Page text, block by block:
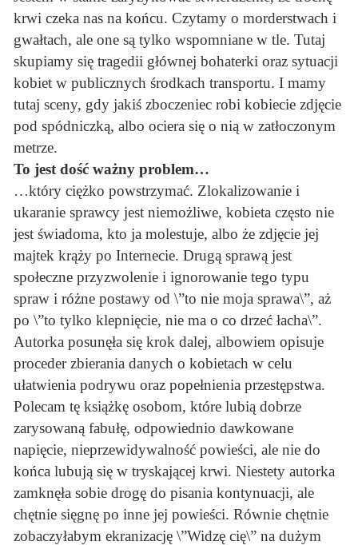
krwi czeka nas na końcu. Czytamy o morderstwach i
gwałtach, ale one są tylko wspomniane w tle. Tutaj
skupiamy się tragedii głównej bohaterki oraz sytuacji
kobiet w publicznych środkach transportu. I mamy
tutaj sceny, gdy jakiś zboczeniec robi kobiecie zdjęcie
pod spódniczką, albo ociera się o nią w zatłoczonym
metrze.
To jest dość ważny problem…
…który ciężko powstrzymać. Zlokalizowanie i
ukaranie sprawcy jest niemożliwe, kobieta często nie
jest świadoma, kto ja molestuje, albo że zdjęcie jej
majtek krąży po Internecie. Drugą sprawą jest
społeczne przyzwolenie i ignorowanie tego typu
spraw i różne postawy od \”to nie moja sprawa\”, aż
po \”to tylko klepnięcie, nie ma o co drzeć łacha\”.
Autorka posunęła się krok dalej, albowiem opisuje
proceder zbierania danych o kobietach w celu
ułatwienia podrywu oraz popełnienia przestępstwa.
Polecam tę książkę osobom, które lubią dobrze
zarysowaną fabułę, odpowiednio dawkowane
napięcie, nieprzewidywalność powieści, ale nie do
końca lubują się w tryskającej krwi. Niestety autorka
zamknęła sobie drogę do pisania kontynuacji, ale
chętnie sięgnę po inne jej powieści. Równie chętnie
zobaczyłabym ekranizację \”Widzę cię\” na dużym